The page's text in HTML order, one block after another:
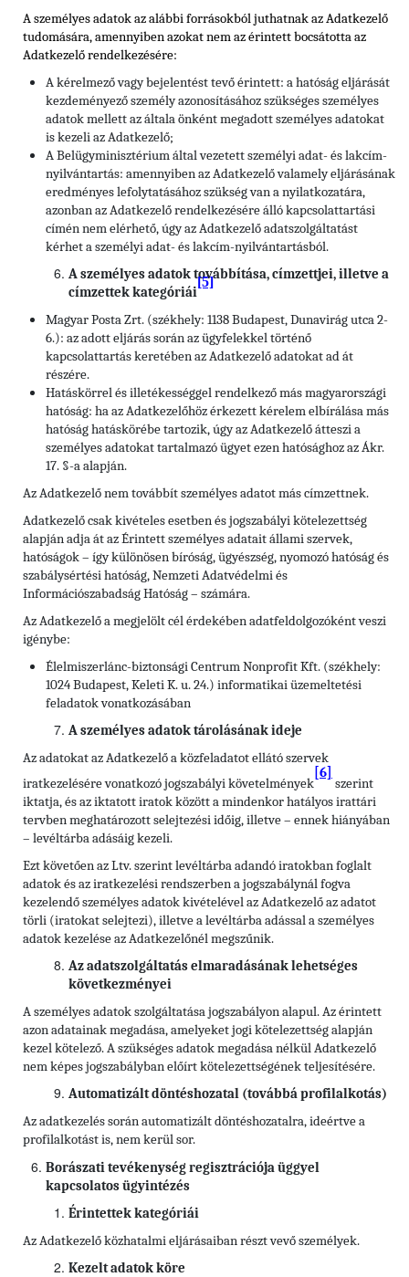
A személyes adatok az alábbi forrásokból juthatnak az Adatkezelő
tudomására, amennyiben azokat nem az érintett bocsátotta az
Adatkezelő rendelkezésére:
A kérelmező vagy bejelentést tevő érintett: a hatóság eljárását
kezdeményező személy azonosításához szükséges személyes
adatok mellett az általa önként megadott személyes adatokat
is kezeli az Adatkezelő;
A Belügyminisztérium által vezetett személyi adat- és lakcím-
nyilvántartás: amennyiben az Adatkezelő valamely eljárásának
eredményes lefolytatásához szükség van a nyilatkozatára,
azonban az Adatkezelő rendelkezésére álló kapcsolattartási
címén nem elérhető, úgy az Adatkezelő adatszolgáltatást
kérhet a személyi adat- és lakcím-nyilvántartásból.
A személyes adatok továbbítása, címzettjei, illetve a
címzettek kategóriái
[5]
Magyar Posta Zrt. (székhely: 1138 Budapest, Dunavirág utca 2-
6.): az adott eljárás során az ügyfelekkel történő
kapcsolattartás keretében az Adatkezelő adatokat ad át
részére.
Hatáskörrel és illetékességgel rendelkező más magyarországi
hatóság: ha az Adatkezelőhöz érkezett kérelem elbírálása más
hatóság hatáskörébe tartozik, úgy az Adatkezelő átteszi a
személyes adatokat tartalmazó ügyet ezen hatósághoz az Ákr.
17. §-a alapján.
Az Adatkezelő nem továbbít személyes adatot más címzettnek.
Adatkezelő csak kivételes esetben és jogszabályi kötelezettség
alapján adja át az Érintett személyes adatait állami szervek,
hatóságok – így különösen bíróság, ügyészség, nyomozó hatóság és
szabálysértési hatóság, Nemzeti Adatvédelmi és
Információszabadság Hatóság – számára.
Az Adatkezelő a megjelölt cél érdekében adatfeldolgozóként veszi
igénybe:
Élelmiszerlánc-biztonsági Centrum Nonprofit Kft. (székhely:
1024 Budapest, Keleti K. u. 24.) informatikai üzemeltetési
feladatok vonatkozásában
A személyes adatok tárolásának ideje
Az adatokat az Adatkezelő a közfeladatot ellátó szervek
iratkezelésére vonatkozó jogszabályi követelmények
[6]
szerint
iktatja, és az iktatott iratok között a mindenkor hatályos irattári
tervben meghatározott selejtezési időig, illetve – ennek hiányában
– levéltárba adásáig kezeli.
Ezt követően az Ltv. szerint levéltárba adandó iratokban foglalt
adatok és az iratkezelési rendszerben a jogszabálynál fogva
kezelendő személyes adatok kivételével az Adatkezelő az adatot
törli (iratokat selejtezi), illetve a levéltárba adással a személyes
adatok kezelése az Adatkezelőnél megszűnik.
Az adatszolgáltatás elmaradásának lehetséges
következményei
A személyes adatok szolgáltatása jogszabályon alapul. Az érintett
azon adatainak megadása, amelyeket jogi kötelezettség alapján
kezel kötelező. A szükséges adatok megadása nélkül Adatkezelő
nem képes jogszabályban előírt kötelezettségének teljesítésére.
Automatizált döntéshozatal (továbbá profilalkotás)
Az adatkezelés során automatizált döntéshozatalra, ideértve a
profilalkotást is, nem kerül sor.
Borászati tevékenység regisztrációja üggyel
kapcsolatos ügyintézés
Érintettek kategóriái
Az Adatkezelő közhatalmi eljárásaiban részt vevő személyek.
Kezelt adatok köre